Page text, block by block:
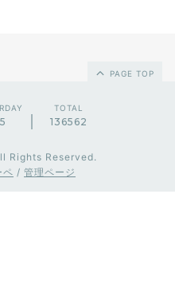
PAGE TOP
TOTAL
136562
Rights Reserved.
ペ / 管理ページ